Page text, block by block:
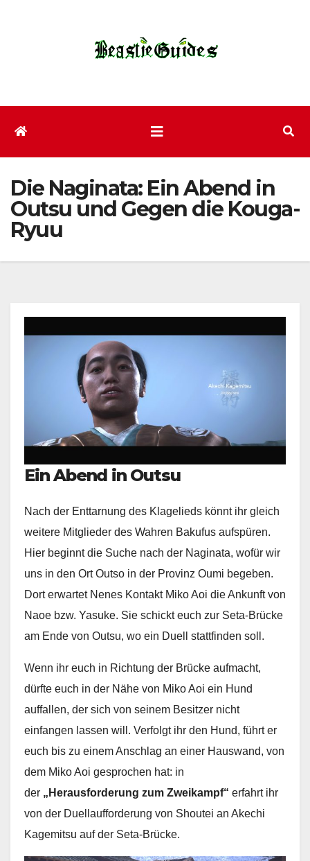
Die Naginata: Ein Abend in
Outsu und Gegen die Kouga-
Ryuu
Ein Abend in Outsu
Nach der Enttarnung des Klagelieds könnt ihr gleich
weitere Mitglieder des Wahren Bakufus aufspüren.
Hier beginnt die Suche nach der Naginata, wofür wir
uns in den Ort Outso in der Provinz Oumi begeben.
Dort erwartet Nenes Kontakt Miko Aoi die Ankunft von
Naoe bzw. Yasuke. Sie schickt euch zur Seta-Brücke
am Ende von Outsu, wo ein Duell stattfinden soll.
Wenn ihr euch in Richtung der Brücke aufmacht,
dürfte euch in der Nähe von Miko Aoi ein Hund
auffallen, der sich von seinem Besitzer nicht
einfangen lassen will. Verfolgt ihr den Hund, führt er
euch bis zu einem Anschlag an einer Hauswand, von
dem Miko Aoi gesprochen hat: in
der „Herausforderung zum Zweikampf“ erfahrt ihr
von der Duellaufforderung von Shoutei an Akechi
Kagemitsu auf der Seta-Brücke.